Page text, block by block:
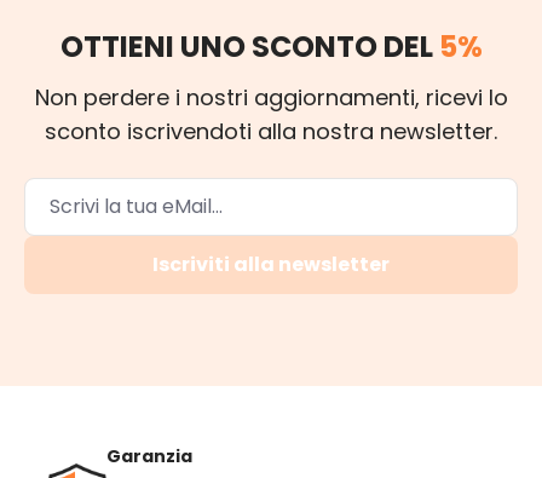
OTTIENI UNO SCONTO DEL 5%
Non perdere i nostri aggiornamenti, ricevi lo
sconto iscrivendoti alla nostra newsletter.
Iscriviti alla newsletter
Garanzia